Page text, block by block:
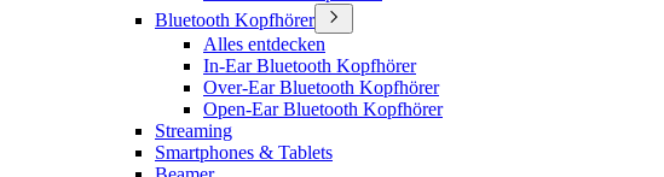
Bluetooth Kopfhörer
Alles entdecken
In-Ear Bluetooth Kopfhörer
Over-Ear Bluetooth Kopfhörer
Open-Ear Bluetooth Kopfhörer
Streaming
Smartphones & Tablets